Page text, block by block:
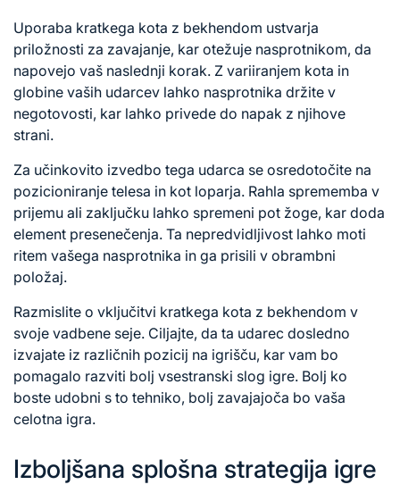
Uporaba kratkega kota z bekhendom ustvarja
priložnosti za zavajanje, kar otežuje nasprotnikom, da
napovejo vaš naslednji korak. Z variiranjem kota in
globine vaših udarcev lahko nasprotnika držite v
negotovosti, kar lahko privede do napak z njihove
strani.
Za učinkovito izvedbo tega udarca se osredotočite na
pozicioniranje telesa in kot loparja. Rahla sprememba v
prijemu ali zaključku lahko spremeni pot žoge, kar doda
element presenečenja. Ta nepredvidljivost lahko moti
ritem vašega nasprotnika in ga prisili v obrambni
položaj.
Razmislite o vključitvi kratkega kota z bekhendom v
svoje vadbene seje. Ciljajte, da ta udarec dosledno
izvajate iz različnih pozicij na igrišču, kar vam bo
pomagalo razviti bolj vsestranski slog igre. Bolj ko
boste udobni s to tehniko, bolj zavajajoča bo vaša
celotna igra.
Izboljšana splošna strategija igre